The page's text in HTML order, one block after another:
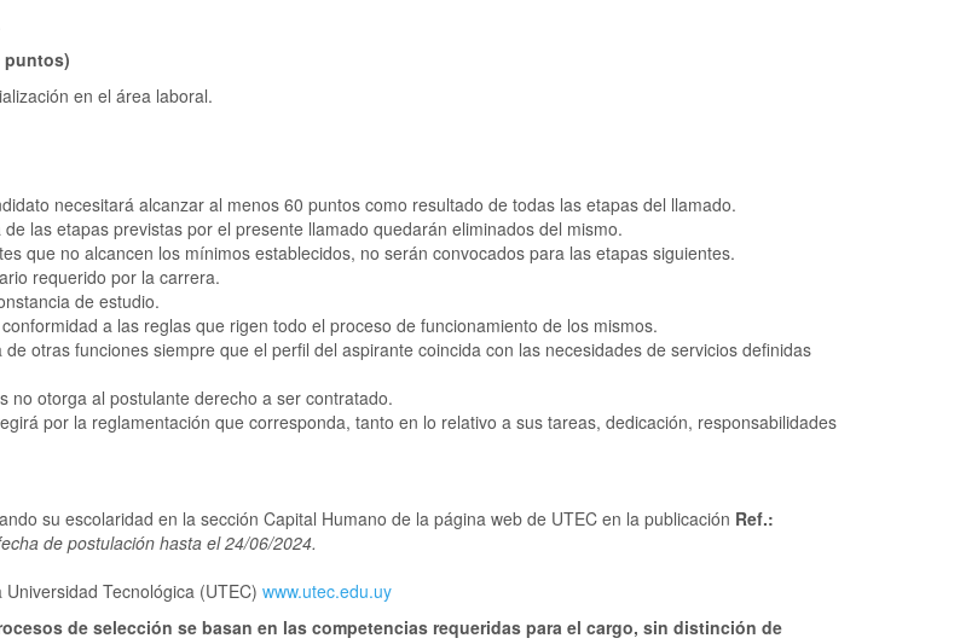
puntos)
en el área laboral.
necesitará alcanzar al menos 60 puntos como resultado de todas las etapas del llamado.
las etapas previstas por el presente llamado quedarán eliminados del mismo.
que no alcancen los mínimos establecidos, no serán convocados para las etapas siguientes.
requerido por la carrera.
de estudio.
a las reglas que rigen todo el proceso de funcionamiento de los mismos.
otras funciones siempre que el perfil del aspirante coincida con las necesidades de servicios definidas
no otorga al postulante derecho a ser contratado.
por la reglamentación que corresponda, tanto en lo relativo a sus tareas, dedicación, responsabilidades
su escolaridad en la sección Capital Humano de la página web de UTEC en la publicación Ref.:
de postulación hasta el 24/06/2024.
Tecnológica (UTEC) www.utec.edu.uy
de selección se basan en las competencias requeridas para el cargo, sin distinción de